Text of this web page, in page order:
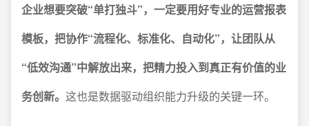
企业想要突破“单打独斗”，一定要用好专业的运营报表
模板，把协作“流程化、标准化、自动化”，让团队从
“低效沟通”中解放出来，把精力投入到真正有价值的业
务创新。 这也是数据驱动组织能力升级的关键一环。